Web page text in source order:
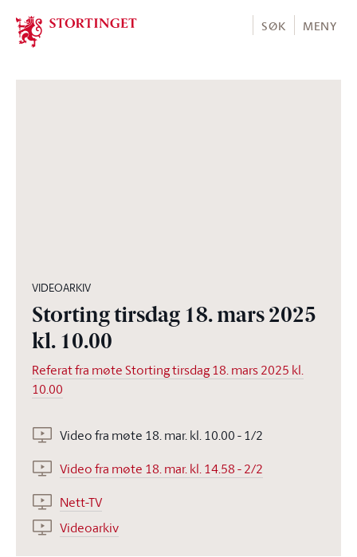
Stortinget.no
SØK MENY
VIDEOARKIV
Storting tirsdag 18. mars 2025
kl. 10.00
Referat fra møte Storting tirsdag 18. mars 2025 kl.
10.00
Video fra møte 18. mar. kl. 10.00 - 1/2
Video fra møte 18. mar. kl. 14.58 - 2/2
Nett-TV
Videoarkiv